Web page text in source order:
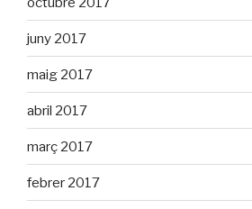
juny 2017
maig 2017
abril 2017
març 2017
febrer 2017